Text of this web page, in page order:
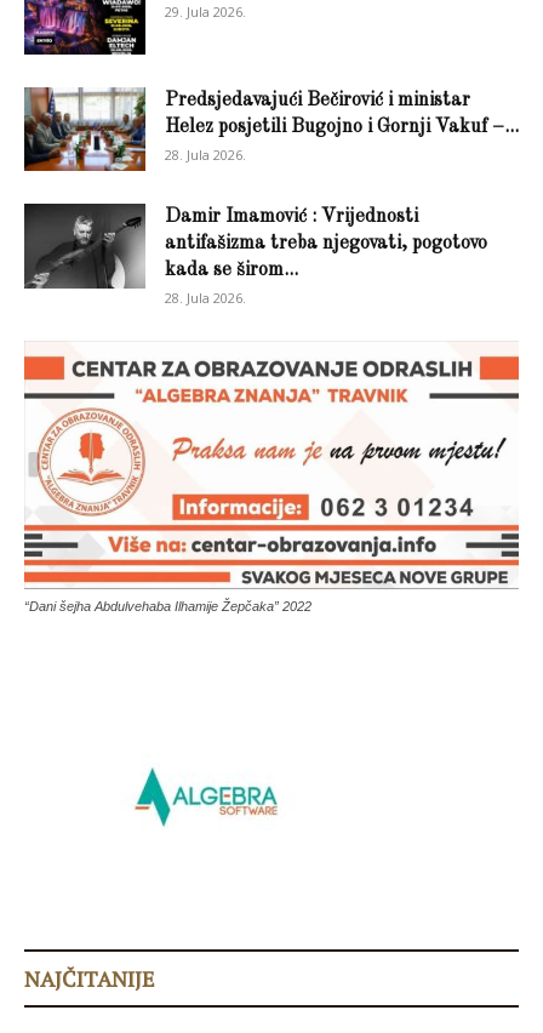
29. Jula 2026.
Predsjedavajući Bečirović i ministar
Helez posjetili Bugojno i Gornji Vakuf –...
28. Jula 2026.
Damir Imamović : Vrijednosti
antifašizma treba njegovati, pogotovo
kada se širom...
28. Jula 2026.
“Dani šejha Abdulvehaba Ilhamije Žepčaka” 2022
NAJČITANIJE